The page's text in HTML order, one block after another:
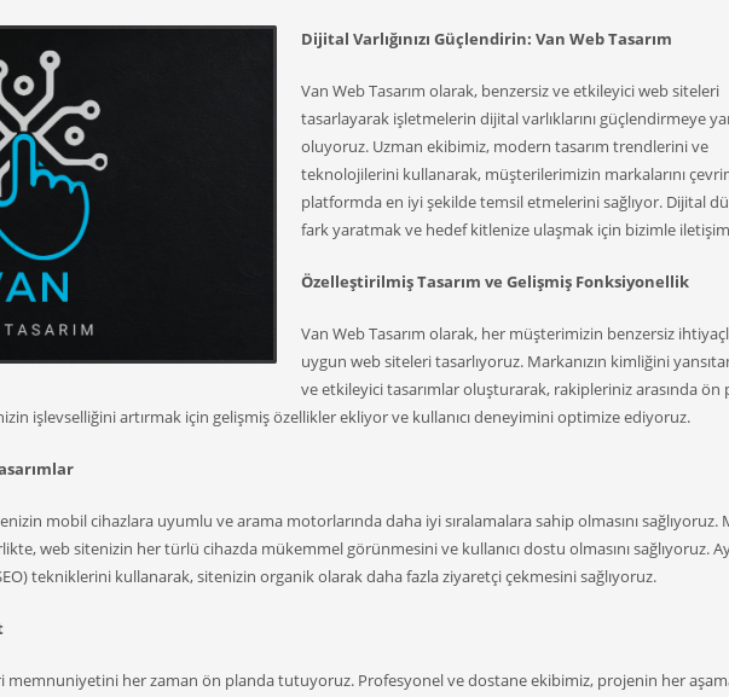
Dijital Varlığınızı Güçlendirin: Van Web Tasarım
Van Web Tasarım olarak, benzersiz ve etkileyici web siteleri
tasarlayarak işletmelerin dijital varlıklarını güçlendirmeye
oluyoruz. Uzman ekibimiz, modern tasarım trendlerini ve
teknolojilerini kullanarak, müşterilerimizin markalarını
platformda en iyi şekilde temsil etmelerini sağlıyor. Dijital
fark yaratmak ve hedef kitlenize ulaşmak için bizimle
Özelleştirilmiş Tasarım ve Gelişmiş Fonksiyonellik
Van Web Tasarım olarak, her müşterimizin benzersiz
uygun web siteleri tasarlıyoruz. Markanızın kimliğini
ve etkileyici tasarımlar oluşturarak, rakipleriniz arasında ön
işlevselliğini artırmak için gelişmiş özellikler ekliyor ve kullanıcı deneyimini optimize ediyoruz.
mobil cihazlara uyumlu ve arama motorlarında daha iyi sıralamalara sahip olmasını sağlıyoruz.
web sitenizin her türlü cihazda mükemmel görünmesini ve kullanıcı dostu olmasını sağlıyoruz.
tekniklerini kullanarak, sitenizin organik olarak daha fazla ziyaretçi çekmesini sağlıyoruz.
memnuniyetini her zaman ön planda tutuyoruz. Profesyonel ve dostane ekibimiz, projenin her